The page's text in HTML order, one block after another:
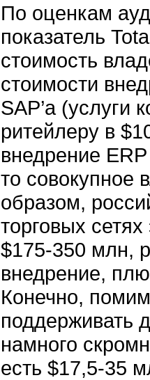
По оценкам
показатель
стоимость
стоимости
SAP’а (услуги
ритейлеру в
внедрение
то совокупное
образом,
торговых
$175-350 млн,
внедрение,
Конечно,
поддерживать
намного
есть $17,5-35